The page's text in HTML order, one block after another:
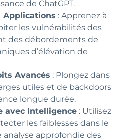
de ChatGPT.
Applications : Apprenez à
les vulnérabilités des
des débordements de
d’élévation de
Avancés : Plongez dans
utiles et de backdoors
longue durée.
avec Intelligence : Utilisez
les faiblesses dans le
approfondie des